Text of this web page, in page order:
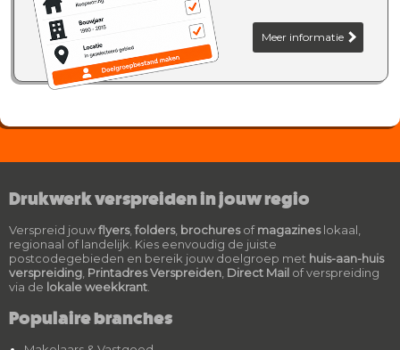
Meer informatie
Drukwerk verspreiden in jouw regio
Verspreid jouwflyers, folders, brochuresofmagazineslokaal,
regionaal of landelijk. Kies eenvoudig de juiste
postcodegebieden en bereik jouw doelgroep met huis-aan-huis
verspreiding Printadres Verspreiden Direct Mail of verspreiding
via de lokale weekkrant
Populaire branches